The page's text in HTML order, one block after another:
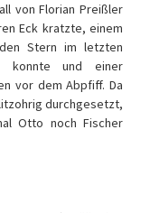
von Florian Preißler
Eck kratzte, einem
Stern im letzten
konnte und einer
vor dem Abpfiff. Da
durchgesetzt,
Otto noch Fischer